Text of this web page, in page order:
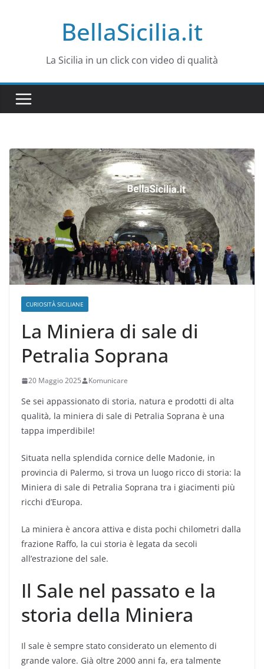
BellaSicilia.it
La Sicilia in un click con video di qualità
CURIOSITÀ SICILIANE
La Miniera di sale di
Petralia Soprana
20 Maggio 2025 Komunicare
Se sei appassionato di storia, natura e prodotti di alta
qualità, la miniera di sale di Petralia Soprana è una
tappa imperdibile!
Situata nella splendida cornice delle Madonie, in
provincia di Palermo, si trova un luogo ricco di storia: la
Miniera di sale di Petralia Soprana tra i giacimenti più
ricchi d’Europa.
La miniera è ancora attiva e dista pochi chilometri dalla
frazione Raffo, la cui storia è legata da secoli
all’estrazione del sale.
Il Sale nel passato e la
storia della Miniera
Il sale è sempre stato considerato un elemento di
grande valore. Già oltre 2000 anni fa, era talmente